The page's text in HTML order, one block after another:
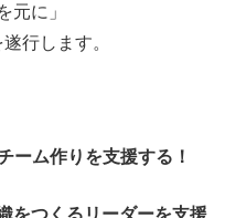
元に」
行します。
ーム作りを支援する！
をつくるリーダーを支援